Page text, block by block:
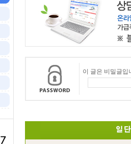
이 글은 비밀글입